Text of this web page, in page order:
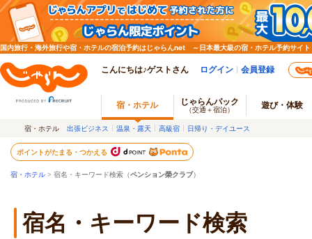
国内旅行・海外旅行や宿・ホテルの宿泊予約はじゃらんnet ～日本最大級の宿・ホテル予約サイト
こんにちは♪ゲストさん ログイン 会員登録
宿・ホテル じゃらんパック
（交通＋宿泊） 遊び・体験
宿・ホテル 出張ビジネス 温泉・露天 高級宿 日帰り・デイユース
ポイントがたまる・つかえる
宿・ホテル > 宿名・キーワード検索（ペンション榮クラブ）
宿名・キーワード検索